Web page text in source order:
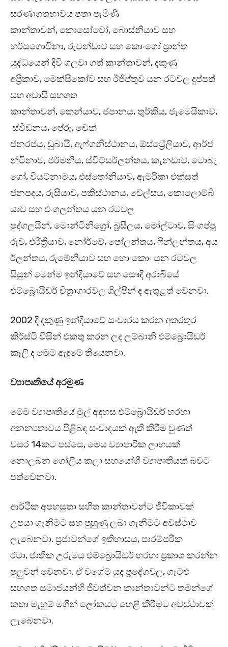
සරණාගතභාවය පතා පැමිණි
කාන්තාවන්, කොසෝවෝ, බොස්නියාව සහ
හර්සගොවිනා, රුවන්ඩාව සහ කොංගෝ ප්‍රාන්ත
යුද්ධයෙන් දිවි ගලවා ගත් කාන්තාවන්, දකුණු
අප්‍රිකාව, මෙක්සිකෝව සහ ඊජිප්තුව යන රටවල දුප්පත්
සහ අවාසි සහගත
කාන්තාවන්, කෙන්යාව, ජපානය, තුර්කිය, ජැමෙයිකාව,
ස්වීඩනය, පේරු, චෙක්
ජනරජය, ඩුබායි, ඇෆ්ගනිස්ථානය, ඕස්ට්‍රේලියාව, ආර්ජ
න්ටිනාව, ජර්මනිය, ස්විට්සර්ලන්තය, කැනඩාව, ටොබැ
ගෝ, වියට්නාමය, එස්තෝනියාව, ඇමරිකා එක්සත්
ජනපදය, රුසියාව, පකිස්ථානය, වේල්සය, කොලොම්බි
යාව සහ එංගලන්තය යන රටවල
පුද්ගලයින්, මොන්ටිනිග්‍රෝ, බ්‍රසීලය, මෝල්ටාව, සිංගප්පූ
රුව, එරිත්‍රියාව, නෝර්වේ, පෝලන්තය, ෆින්ලන්තය, අය
ර්ලන්තය, රුමේනියාව සහ හොංකොං යන රටවල
සිසුන් මෙන්ම ඉන්දියාවේ සහ සෞදි අරාබියේ
එම්බ්‍රොයිඩර් චිත්‍රාගාරවල ශිල්පීන් ද ඇතුළත් වෙනවා.
2002 දී දකුණු ඉන්දියාවේ සංචාරය කරන අතරතුර
කිර්ස්ටි විසින් එකතු කරන ලද ලම්බානි එම්බ්‍රොයිඩර්
කෑලි ද මෙම ඇඳුමේ තියෙනවා.
ව්‍යාපෘතියේ අරමුණ
මෙම ව්‍යාපෘතියේ මුල් අදහස එම්බ්‍රොයිඩර් හරහා
අනන්‍යතාවය පිළිබඳ සංවාදයක් ඇති කිරීම වුණත්
වසර 14කට පස්සෙ, මෙය ව්‍යාපාරික ලාභයක්
නොලබන ගෝලීය කලා සහයෝගී ව්‍යාපෘතියක් බවට
පත්වෙනවා.
ආර්ථික අපහසුතා සහිත කාන්තාවන්ට ජීවිකාවක්
උපයා ගැනීමට සහ පුහුණු ලබා ගැනීමට අවස්ථාව
ලැබෙනවා. ප්‍රජාවන්ගේ ඉතිහාසය, පාරම්පරික
රටා, ජාතික උරුමය එම්බ්‍රොයිඩර් හරහා ප්‍රකාශ කරන්න
පුලුවන් වෙනවා. ඒ වගේම යුද ප්‍රදේශවල, ගැටළු
සහගත සමාජයන්හි ජීවත්වන කාන්තාවන්ට තමන්ගේ
කතා මැහුම් මගින් ලෝකයට හෙළි කිරීමට අවස්ථාවක්
ලැබෙනවා.